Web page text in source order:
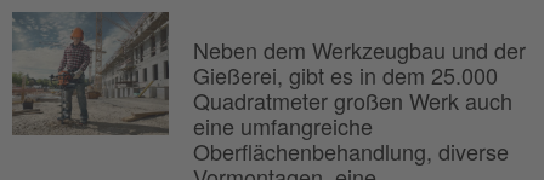
Neben dem Werkzeugbau und der
Gießerei, gibt es in dem 25.000
Quadratmeter großen Werk auch
eine umfangreiche
Oberflächenbehandlung, diverse